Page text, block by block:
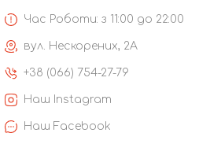
Час Роботи: з 11:00 до 22:00
вул. Нескорених, 2А
+38 (066) 754-27-79
Наш Instagram
Наш Facebook